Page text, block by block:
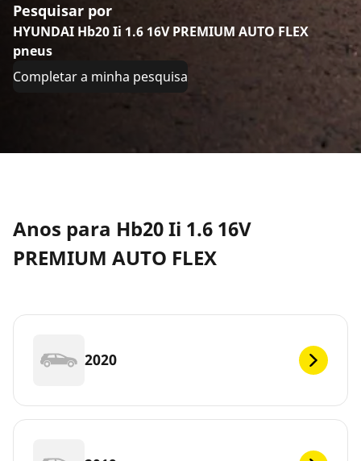
Pesquisar por
HYUNDAI Hb20 Ii 1.6 16V PREMIUM AUTO FLEX
pneus
Completar a minha pesquisa
Anos para Hb20 Ii 1.6 16V
PREMIUM AUTO FLEX
2020